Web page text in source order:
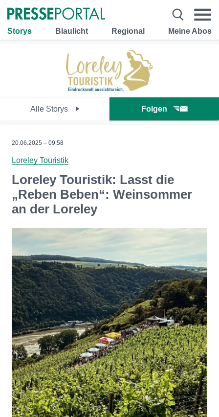
Storys Blaulicht Regional Meine Abos
Alle Storys Folgen
20.06.2025 – 09:58
Loreley Touristik
Loreley Touristik: Lasst die
„Reben Beben“: Weinsommer
an der Loreley